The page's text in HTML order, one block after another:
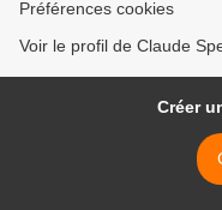
Préférences cookies
Voir le profil de Claude
Créer